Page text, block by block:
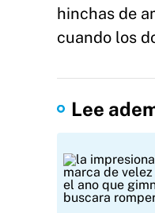
hinchas de
cuando los
Lee